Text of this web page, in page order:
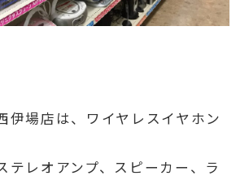
伊場店は、ワイヤレスイヤホン
テレオアンプ、スピーカー、ラ